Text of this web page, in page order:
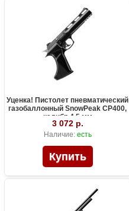
Уценка! Пистолет пневматический
газобаллонный SnowPeak CP400,
калибр 4.5 мм
3 072 р.
Наличие: есть